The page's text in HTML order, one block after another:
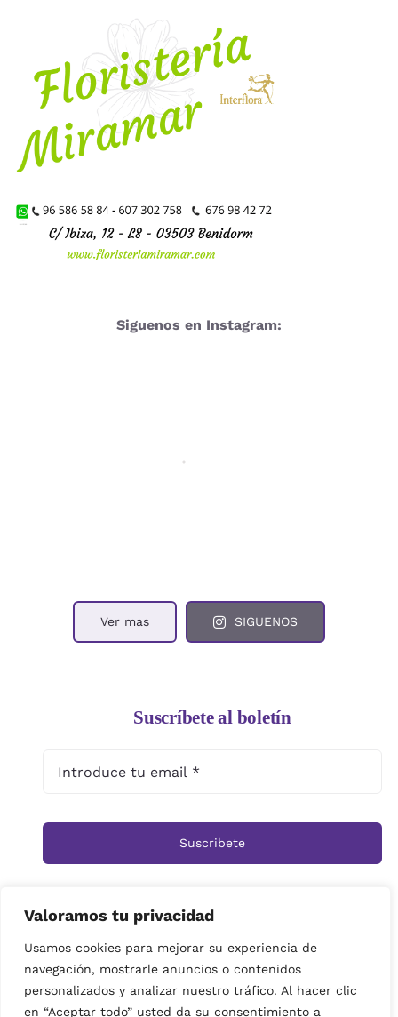
Valoramos tu privacidad
Usamos cookies para mejorar su experiencia de
navegación, mostrarle anuncios o contenidos
personalizados y analizar nuestro tráfico. Al hacer clic
en “Aceptar todo” usted da su consentimiento a
Siguenos en Instagram:
Ver mas SIGUENOS
Suscríbete al boletín
Suscribete
Inicio Tienda Ramos Rosas
Centros
Cestas
Arreglos Funerarios
Contacto
Política de privacidad